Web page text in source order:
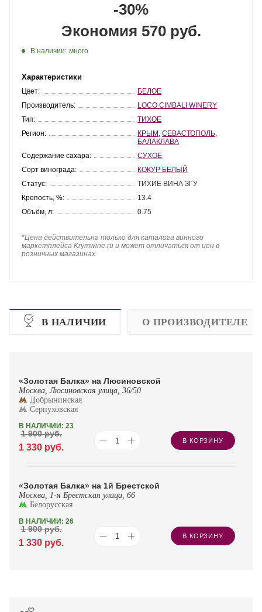
-30%
Экономия 570 руб.
В наличии: много
Характеристики
Цвет:
БЕЛОЕ
Производитель:
LOCO CIMBALI WINERY
Тип:
ТИХОЕ
Регион:
КРЫМ ,СЕВАСТОПОЛЬ
БАЛАКЛАВА
Содержание сахара:
СУХОЕ
Сорт винограда:
КОКУР БЕЛЫЙ
Статус:
ТИХИЕ ВИНА ЗГУ
Крепость, %:
13.4
Объём, л:
0.75
*Цена действительна только для каталога винного
маркетплейса Krymwine.ru и может отличаться от цен в
розничных магазинах.
В НАЛИЧИИ О ПРОИЗВОДИТЕЛЕ
«Золотая Балка» на Люсиновской
Москва, Люсиновская улица, 36/50
Добрынинская
Серпуховская
В НАЛИЧИИ: 23
1 330 руб.
1 900руб.
В КОРЗИНУ
«Золотая Балка» на 1й Брестской
Москва, 1-я Брестская улица, 66
Белорусская
В НАЛИЧИИ: 26
1 330 руб.
1 900руб.
В КОРЗИНУ